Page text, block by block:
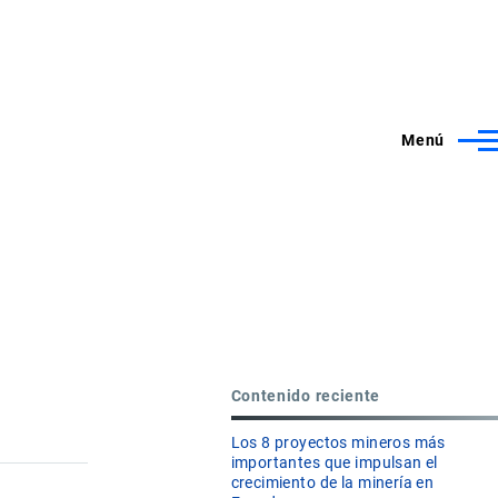
Menú
Contenido reciente
Los 8 proyectos mineros más
importantes que impulsan el
crecimiento de la minería en